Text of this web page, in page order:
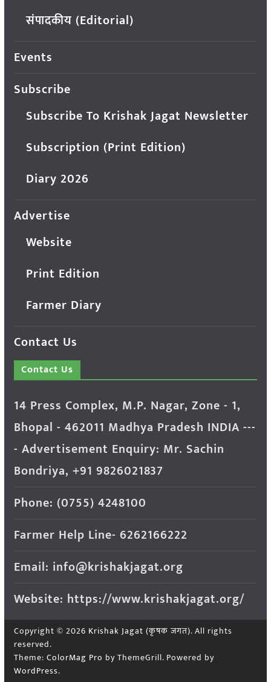
संपादकीय (Editorial)
Events
Subscribe
Subscribe To Krishak Jagat Newsletter
Subscription (Print Edition)
Diary 2026
Advertise
Website
Print Edition
Farmer Diary
Contact Us
Contact Us
14 Press Complex, M.P. Nagar, Zone - 1,
Bhopal - 462011 Madhya Pradesh INDIA ---
- Advertisement Enquiry: Mr. Sachin
Bondriya, +91 9826021837
Phone: (0755) 4248100
Farmer Help Line- 6262166222
Email: info@krishakjagat.org
Website: https://www.krishakjagat.org/
Copyright © 2026 Krishak Jagat (कृषक जगत). All rights
reserved.
Theme: ColorMag Pro by ThemeGrill. Powered by
WordPress.